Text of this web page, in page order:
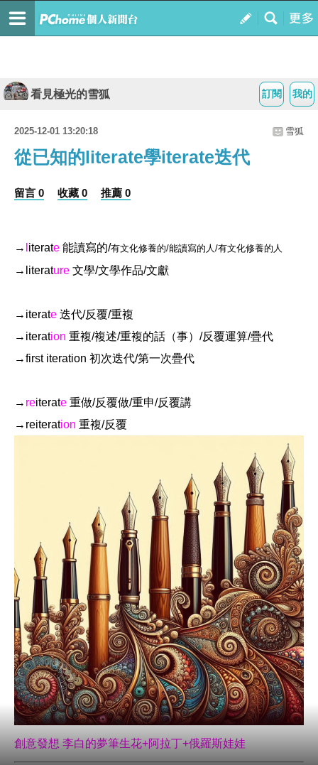
我的
訂閱
看見極光的雪狐
2025-12-01 13:20:18 雪狐
從已知的literate學iterate迭代
留言 0 收藏 0 推薦 0
→ iterate 能讀寫的/有文化修養的/能讀寫的人/有文化修養的人
→literature 文學/文學作品/文獻
→iterate 迭代/反覆/重複
→iteration 重複/複述/重複的話（事）/反覆運算/疊代
→first iteration 初次迭代/第一次疊代
→ reiterate 重做/反覆做/重申/反覆講
→reiteration 重複/反覆
創意發想 李白的夢筆生花+阿拉丁+俄羅斯娃娃